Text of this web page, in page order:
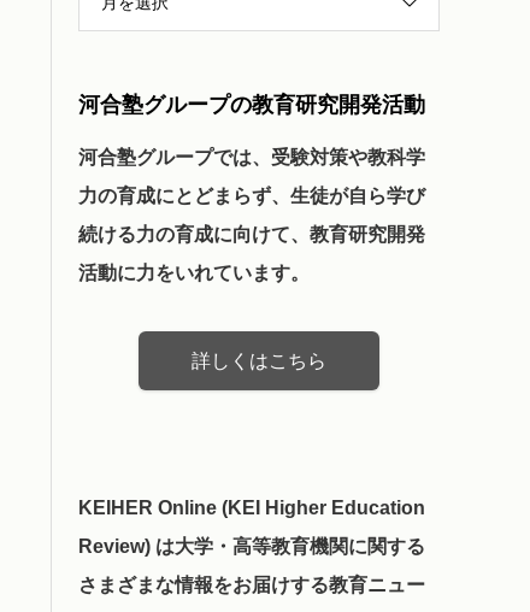
河合塾グループの教育研究開発活動
河合塾グループでは、受験対策や教科学
力の育成にとどまらず、生徒が自ら学び
続ける力の育成に向けて、教育研究開発
活動に力をいれています。
詳しくはこちら
KEIHER Online (KEI Higher Education
Review) は大学・高等教育機関に関する
さまざまな情報をお届けする教育ニュー